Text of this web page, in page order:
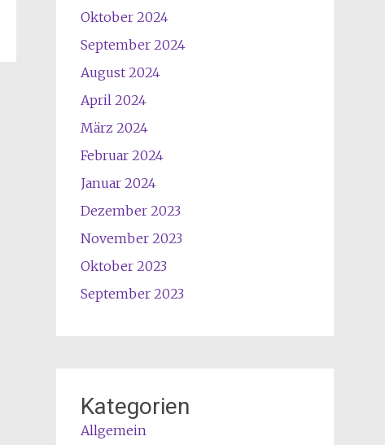
Oktober 2024
September 2024
August 2024
April 2024
März 2024
Februar 2024
Januar 2024
Dezember 2023
November 2023
Oktober 2023
September 2023
Kategorien
Allgemein